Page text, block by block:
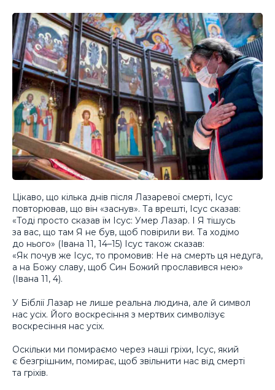
Цікаво, що кілька днів після Лазаревої смерті, Ісус
повторював, що він «заснув». Та врешті, Ісус сказав:
«Тоді просто сказав їм Ісус: Умер Лазар. І Я тішусь
за вас, що там Я не був, щоб повірили ви. Та ходімо
до нього» (Івана 11, 14–15) Ісус також сказав:
«Як почув же Ісус, то промовив: Не на смерть ця недуга,
а на Божу славу, щоб Син Божий прославився нею»
(Івана 11, 4).
У Біблії Лазар не лише реальна людина, але й символ
нас усіх. Його воскресіння з мертвих символізує
воскресіння нас усіх.
Оскільки ми помираємо через наші гріхи, Ісус, який
є безгрішним, помирає, щоб звільнити нас від смерті
та гріхів.